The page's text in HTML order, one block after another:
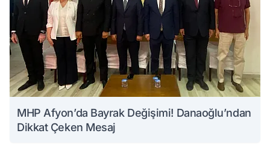
MHP Afyon’da Bayrak Değişimi! Danaoğlu’ndan
Dikkat Çeken Mesaj